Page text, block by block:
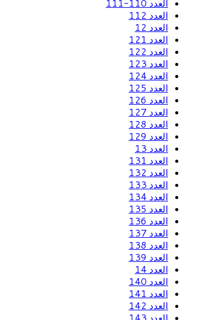
العدد 110-111
العدد 112
العدد 12
العدد 121
العدد 122
العدد 123
العدد 124
العدد 125
العدد 126
العدد 127
العدد 128
العدد 129
العدد 13
العدد 131
العدد 132
العدد 133
العدد 134
العدد 135
العدد 136
العدد 137
العدد 138
العدد 139
العدد 14
العدد 140
العدد 141
العدد 142